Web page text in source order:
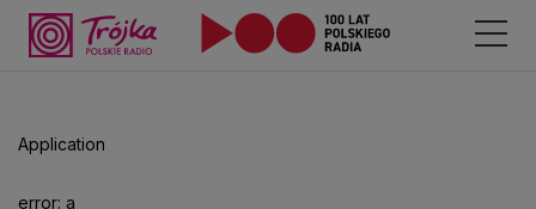
Application
error: a